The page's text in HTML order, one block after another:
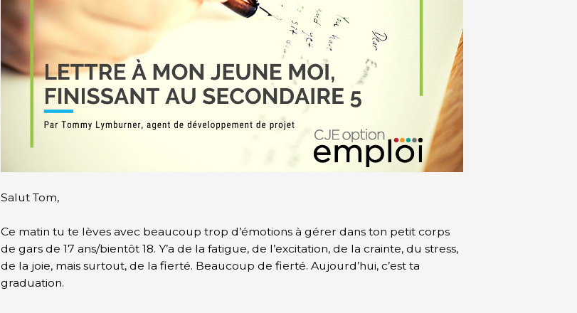
Salut Tom,
Ce matin tu te lèves avec beaucoup trop d’émotions à gérer dans ton petit corps
de gars de 17 ans/bientôt 18. Y’a de la fatigue, de l’excitation, de la crainte, du stress,
de la joie, mais surtout, de la fierté. Beaucoup de fierté. Aujourd’hui, c’est ta
graduation.